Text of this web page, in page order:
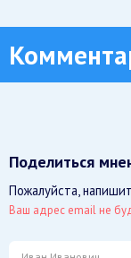
Поделиться
Пожалуйста,
Ваш адрес email не